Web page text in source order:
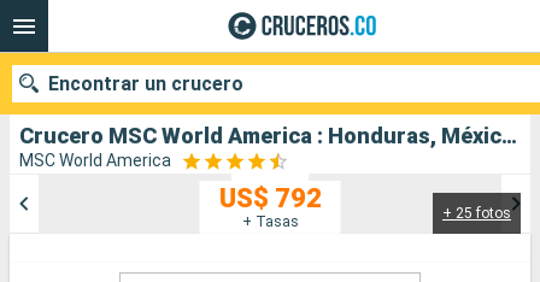
Crucero MSC World America : Honduras, México, Estados Unidos salida desde Miami
MSC World America
+ 25 fotos
US$ 792
+ Tasas
Encontrar un crucero
Fecha de salida